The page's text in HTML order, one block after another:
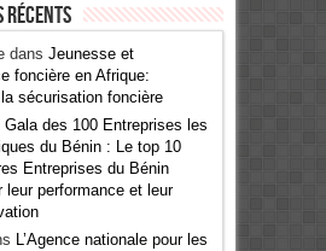
récents
dans Jeunesse et
foncière en Afrique:
sécurisation foncière
Gala des 100 Entreprises les
du Bénin : Le top 10
Entreprises du Bénin
leur performance et leur
L’Agence nationale pour les